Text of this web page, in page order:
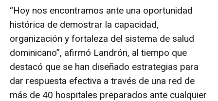
“Hoy nos encontramos ante una oportunidad
histórica de demostrar la capacidad,
organización y fortaleza del sistema de salud
dominicano”, afirmó Landrón, al tiempo que
destacó que se han diseñado estrategias para
dar respuesta efectiva a través de una red de
más de 40 hospitales preparados ante cualquier